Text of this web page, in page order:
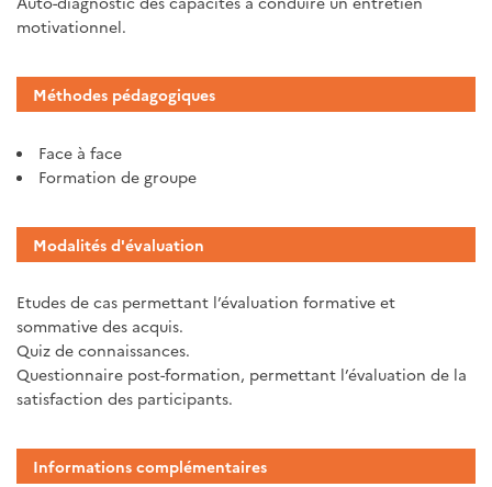
motivationnel.
Méthodes pédagogiques
Face à face
Formation de groupe
Modalités d'évaluation
Etudes de cas permettant l’évaluation formative et
sommative des acquis.
Quiz de connaissances.
Questionnaire post-formation, permettant l’évaluation de la
satisfaction des participants.
Informations complémentaires